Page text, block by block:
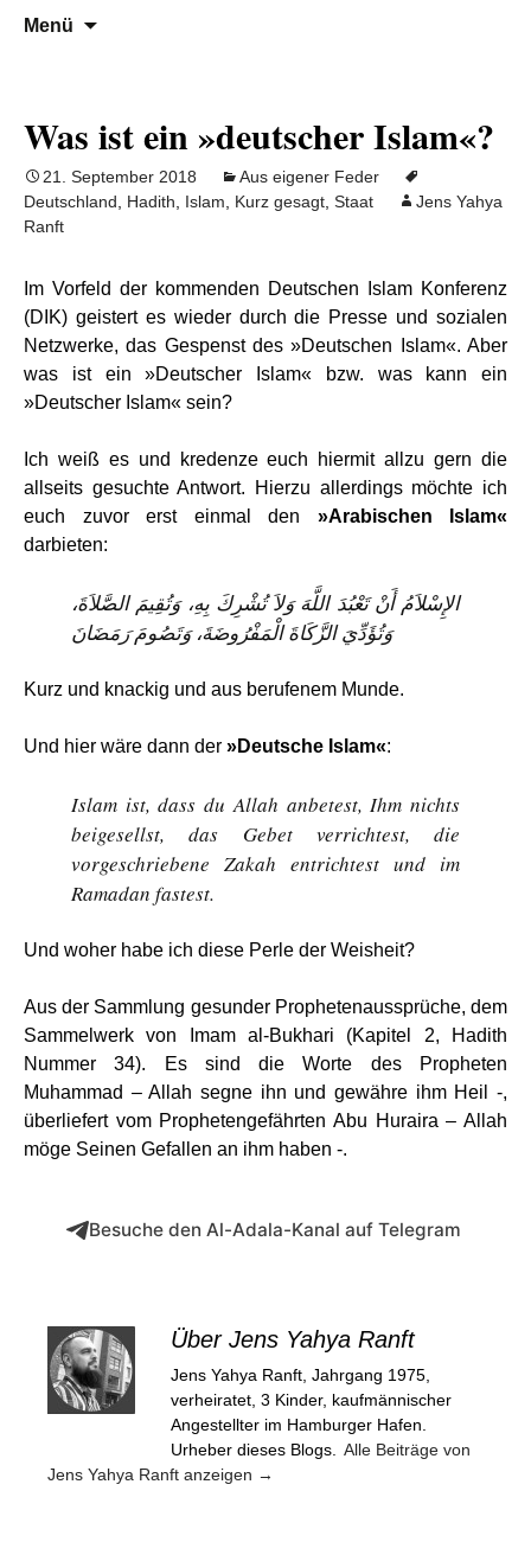
Al-Adala.de
Denn die Gerechtigkeit ist die Grundlage
Menü
Was ist ein »deutscher Islam«?
21. September 2018
Aus eigener Feder
Deutschland
Hadith Islam Kurz gesagt Staat
Jens Yahya
Ranft
Im Vorfeld der kommenden Deutschen Islam Konferenz
(DIK) geistert es wieder durch die Presse und sozialen
Netzwerke, das Gespenst des »Deutschen Islam«. Aber
was ist ein »Deutscher Islam« bzw. was kann ein
»Deutscher Islam« sein?
Ich weiß es und kredenze euch hiermit allzu gern die
allseits gesuchte Antwort. Hierzu allerdings möchte ich
euch zuvor erst einmal den »Arabischen Islam«
darbieten:
الإِسْلاَمُ أَنْ تَعْبُدَ اللَّهَ وَلاَ تُشْرِكَ بِهِ، وَتُقِيمَ الصَّلاَةَ،
وَتُؤَدِّيَ الزَّكَاةَ الْمَفْرُوضَةَ، وَتَصُومَ رَمَضَانَ
Kurz und knackig und aus berufenem Munde.
Und hier wäre dann der »Deutsche Islam«:
Islam ist, dass du Allah anbetest, Ihm nichts
beigesellst, das Gebet verrichtest, die
vorgeschriebene Zakah entrichtest und im
Ramadan fastest.
Und woher habe ich diese Perle der Weisheit?
Aus der Sammlung gesunder Prophetenaussprüche, dem
Sammelwerk von Imam al-Bukhari (Kapitel 2, Hadith
Nummer 34). Es sind die Worte des Propheten
Muhammad – Allah segne ihn und gewähre ihm Heil -,
überliefert vom Prophetengefährten Abu Huraira – Allah
möge Seinen Gefallen an ihm haben -.
Besuche den Al-Adala-Kanal auf Telegram
Über Jens Yahya Ranft
Jens Yahya Ranft, Jahrgang 1975,
verheiratet, 3 Kinder, kaufmännischer
Angestellter im Hamburger Hafen.
Urheber dieses Blogs.
Alle Beiträge von
Jens Yahya Ranft anzeigen →